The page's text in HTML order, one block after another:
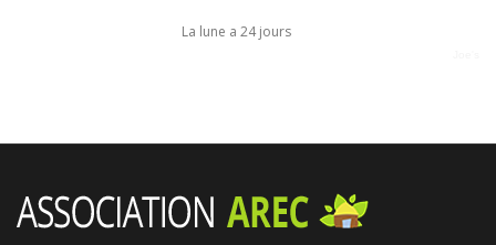
La lune a 24 jours